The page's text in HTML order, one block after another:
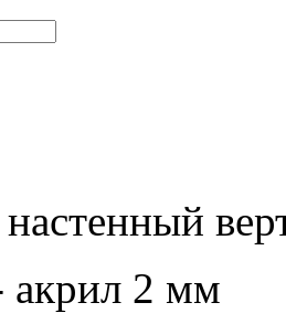
акрил 2 мм